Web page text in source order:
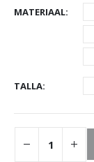
MATERIAAL
TALLA